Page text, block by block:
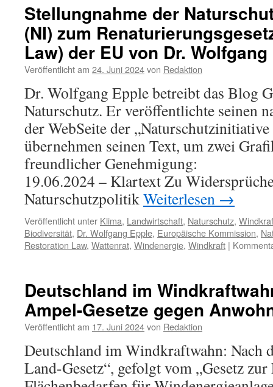
vor
Borkum:
Widersprüche
gegen
Kabelverlegung
zurückgewiesen
Stellungnahme der
(NI) zum
Law) der EU von Dr.
Veröffentlicht am 24. Juni 2024von Redaktion
Dr. Wolfgang Epple betreibt das Blog
Naturschutz. Er veröffentlichte seinen
der WebSeite der
übernehmen seinen Text, um zwei
freundlicher Genehmigung:
19.06.2024 – Klartext Zu
NaturschutzpolitikWeiterlesen →
Veröffentlicht unter Klima, Landwirtschaft, Naturschutz,
Biodiversität, Dr. Wolfgang Epple, Europäische Kommission,
Restoration Law, Wattenrat, Windenergie, Windkraft |
Deutschland im
Ampel-Gesetze gegen
Veröffentlicht am 17. Juni 2024von Redaktion
Deutschland im Windkraftwahn: Nach
Land-Gesetz“, gefolgt vom „Gesetz